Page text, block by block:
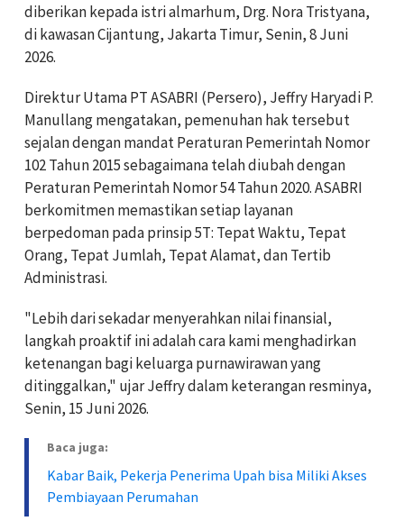
diberikan kepada istri almarhum, Drg. Nora Tristyana,
di kawasan Cijantung, Jakarta Timur, Senin, 8 Juni
2026.
Direktur Utama PT ASABRI (Persero), Jeffry Haryadi P.
Manullang mengatakan, pemenuhan hak tersebut
sejalan dengan mandat Peraturan Pemerintah Nomor
102 Tahun 2015 sebagaimana telah diubah dengan
Peraturan Pemerintah Nomor 54 Tahun 2020. ASABRI
berkomitmen memastikan setiap layanan
berpedoman pada prinsip 5T: Tepat Waktu, Tepat
Orang, Tepat Jumlah, Tepat Alamat, dan Tertib
Administrasi.
"Lebih dari sekadar menyerahkan nilai finansial,
langkah proaktif ini adalah cara kami menghadirkan
ketenangan bagi keluarga purnawirawan yang
ditinggalkan," ujar Jeffry dalam keterangan resminya,
Senin, 15 Juni 2026.
Baca juga:
Kabar Baik, Pekerja Penerima Upah bisa Miliki Akses
Pembiayaan Perumahan